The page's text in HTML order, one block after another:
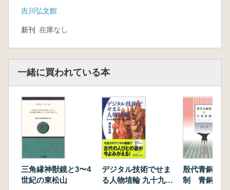
2012年)調査
第2章 GPR探査の成果
第3章 測量調査の成果
第3部 人物埴輪の写真撮影と三次元計測
第1章 撮影と計測の方法
第3章 殿塚古墳出土の埴輪
第4章 姫塚古墳出土の埴輪
第4部 壮麗な九十九里の埴輪群像―古墳別集
合写真集―
結言―成果と今後の課題―
執筆者一覧・謝辞・報告書抄録
(責任編著) 城倉正祥
吉川弘文館
新刊 在庫なし
一緒に買われている本
三角縁神獣鏡と3〜4
世紀の東松山
デジタル技術でせま
る人物埴輪 九十九里
殷代青銅器
制 青銅器と